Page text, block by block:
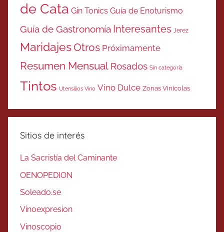
de Cata Gin Tonics Guía de Enoturismo
Guía de Gastronomía Interesantes Jerez
MaridajesOtros Próximamente
Resumen Mensual Rosados Sin categoría
Tintos Utensilios Vino Vino Dulce Zonas Vinicolas
Sitios de interés
La Sacristía del Caminante
OENOPEDION
Soleado.se
Vinoexpresion
Vinoscopio